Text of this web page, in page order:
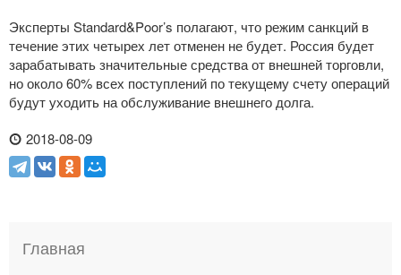
Эксперты Standard&Poor’s полагают, что режим санкций в
течение этих четырех лет отменен не будет. Россия будет
зарабатывать значительные средства от внешней торговли,
но около 60% всех поступлений по текущему счету операций
будут уходить на обслуживание внешнего долга.
2018-08-09
Главная